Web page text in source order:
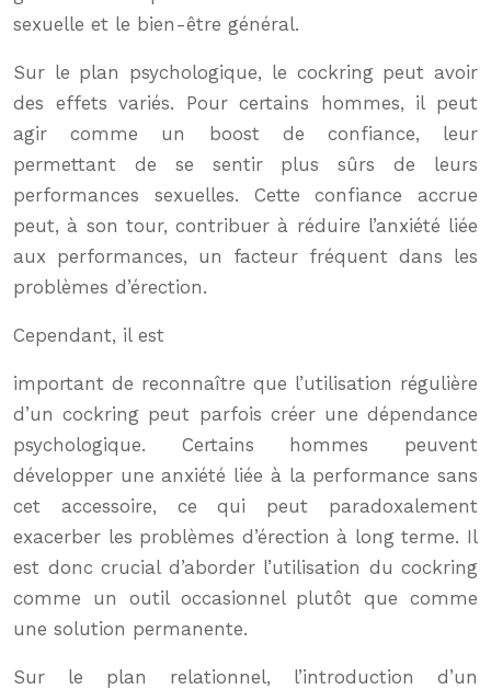
sexuelle et le bien-être général.
Sur le plan psychologique, le cockring peut avoir
des effets variés. Pour certains hommes, il peut
agir comme un boost de confiance, leur
permettant de se sentir plus sûrs de leurs
performances sexuelles. Cette confiance accrue
peut, à son tour, contribuer à réduire l’anxiété liée
aux performances, un facteur fréquent dans les
problèmes d’érection.
Cependant, il est
important de reconnaître que l’utilisation régulière
d’un cockring peut parfois créer une dépendance
psychologique. Certains hommes peuvent
développer une anxiété liée à la performance sans
cet accessoire, ce qui peut paradoxalement
exacerber les problèmes d’érection à long terme. Il
est donc crucial d’aborder l’utilisation du cockring
comme un outil occasionnel plutôt que comme
une solution permanente.
Sur le plan relationnel, l’introduction d’un